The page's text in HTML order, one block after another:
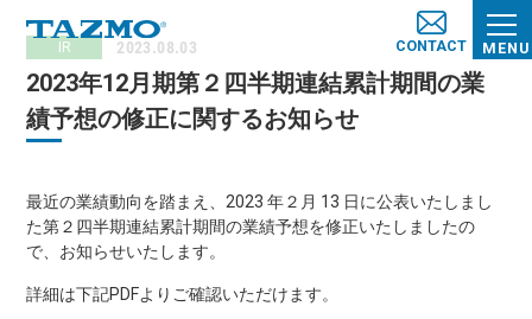
MENU
CONTACT
IR 2023.08.03
2023年12月期第２四半期連結累計期間の業
績予想の修正に関するお知らせ
最近の業績動向を踏まえ、2023 年２月 13 日に公表いたしまし
た第２四半期連結累計期間の業績予想を修正いたしましたの
で、お知らせいたします。
詳細は下記PDFよりご確認いただけます。